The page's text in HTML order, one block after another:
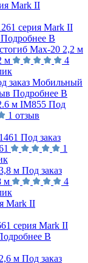
серия Mark II
Подробнее В
м
4
заказ Мобильный
Подробнее В
Под
1 отзыв
Под заказ
1
Под заказ
м
4
серия Mark II
В
Под заказ